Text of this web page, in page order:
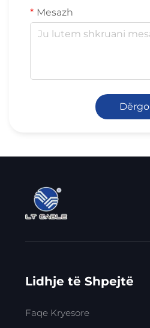
Mesazh
Dërgo
Lidhje të Shpejtë
Faqe Kryesore